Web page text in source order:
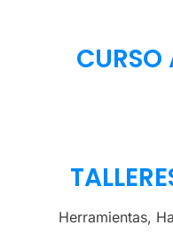
Herramientas,